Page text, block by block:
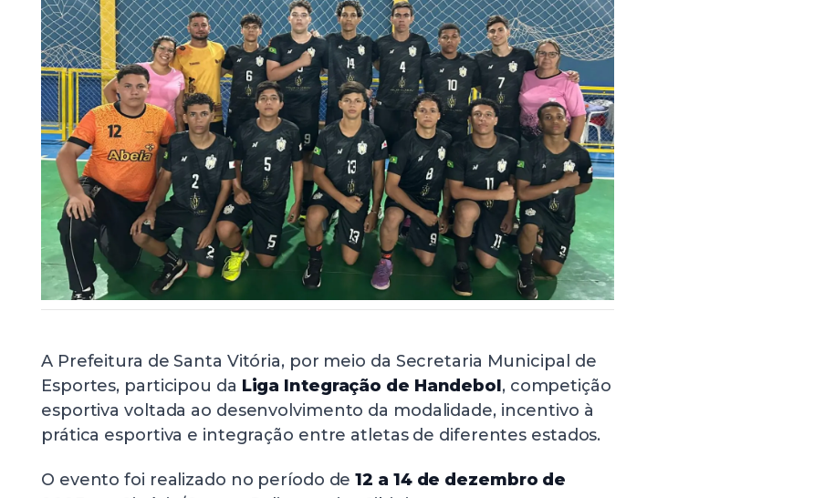
A Prefeitura de Santa Vitória, por meio da Secretaria Municipal de
Esportes, participou da Liga Integração de Handebol, competição
esportiva voltada ao desenvolvimento da modalidade, incentivo à
prática esportiva e integração entre atletas de diferentes estados.
O evento foi realizado no período de12 a 14 de dezembro de